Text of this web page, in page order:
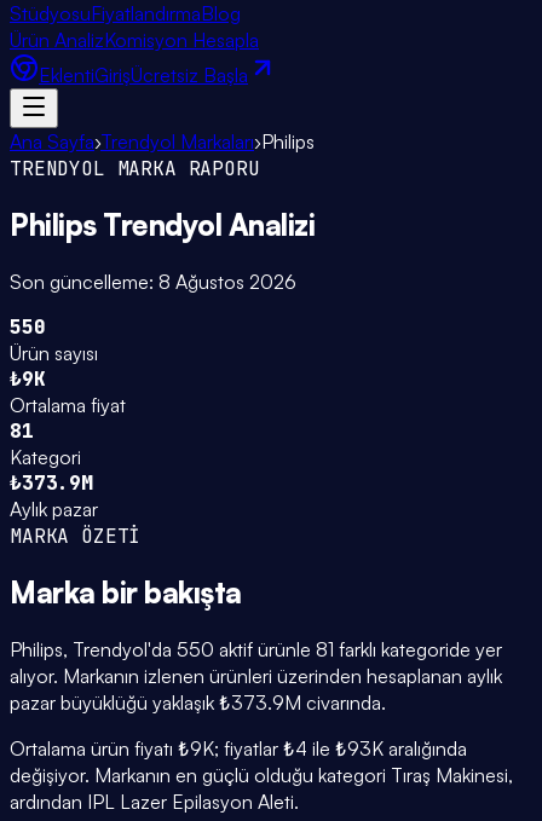
StüdyosuFiyatlandırmaBlog
Ürün AnalizKomisyon Hesapla
EklentiGirişÜcretsiz Başla
Ana Sayfa›Trendyol Markaları›Philips
TRENDYOL MARKA RAPORU
Philips Trendyol Analizi
Son güncelleme: 8 Ağustos 2026
550
Ürün sayısı
₺9K
Ortalama fiyat
81
Kategori
₺373.9M
Aylık pazar
MARKA ÖZETİ
Marka bir bakışta
Philips, Trendyol'da 550 aktif ürünle 81 farklı kategoride yer
alıyor. Markanın izlenen ürünleri üzerinden hesaplanan aylık
pazar büyüklüğü yaklaşık ₺373.9M civarında.
Ortalama ürün fiyatı ₺9K; fiyatlar ₺4 ile ₺93K aralığında
değişiyor. Markanın en güçlü olduğu kategori Tıraş Makinesi,
ardından IPL Lazer Epilasyon Aleti.